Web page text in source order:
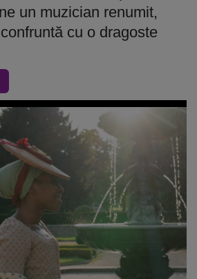
un muzician renumit,
cu o dragoste